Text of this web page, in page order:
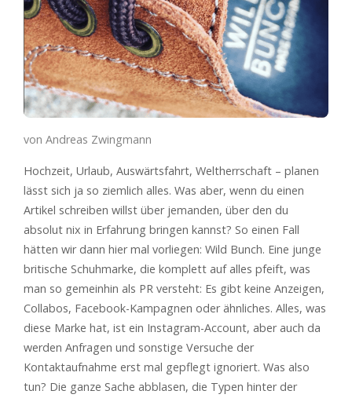
von Andreas Zwingmann
Hochzeit, Urlaub, Auswärtsfahrt, Weltherrschaft – planen
lässt sich ja so ziemlich alles. Was aber, wenn du einen
Artikel schreiben willst über jemanden, über den du
absolut nix in Erfahrung bringen kannst? So einen Fall
hätten wir dann hier mal vorliegen: Wild Bunch. Eine junge
britische Schuhmarke, die komplett auf alles pfeift, was
man so gemeinhin als PR versteht: Es gibt keine Anzeigen,
Collabos, Facebook-Kampagnen oder ähnliches. Alles, was
diese Marke hat, ist ein Instagram-Account, aber auch da
werden Anfragen und sonstige Versuche der
Kontaktaufnahme erst mal gepflegt ignoriert. Was also
tun? Die ganze Sache abblasen, die Typen hinter der